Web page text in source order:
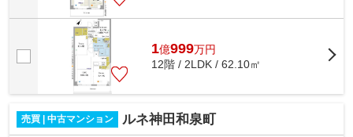
1億999万円
12階 / 2LDK / 62.10㎡
売買 | 中古マンション ルネ神田和泉町